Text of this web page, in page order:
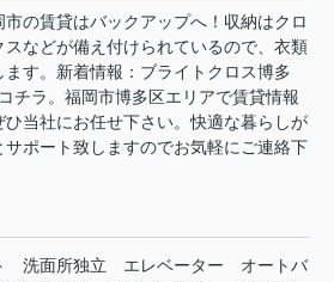
市の賃貸はバックアップへ！収納はクロ
などが備え付けられているので、衣類
す。新着情報：ブライトクロス博多
チラ。福岡市博多区エリアで賃貸情報
当社にお任せ下さい。快適な暮らしが
ポート致しますのでお気軽にご連絡下
洗面所独立 エレベーター
オートバ